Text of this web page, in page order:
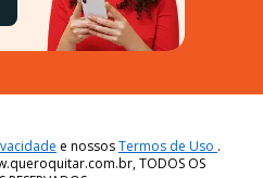
e nossosTermos de Uso .
TODOS OS